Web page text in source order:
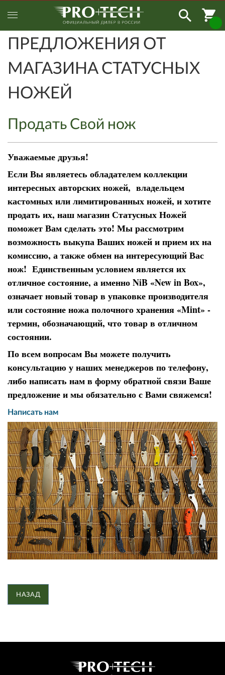
ПРЕДЛОЖЕНИЯ ОТ
МАГАЗИНА СТАТУСНЫХ
НОЖЕЙ
Продать Свой нож
Уважаемые друзья!
Если Вы являетесь обладателем коллекции
интересных авторских ножей, владельцем
кастомных или лимитированных ножей, и хотите
продать их, наш магазин Статусных Ножей
поможет Вам сделать это! Мы рассмотрим
возможность выкупа Ваших ножей и прием их на
комиссию, а также обмен на интересующий Вас
нож! Единственным условием является их
отличное состояние, а именно NiB «New in Box»,
означает новый товар в упаковке производителя
или состояние ножа полочного хранения «Mint» -
термин, обозначающий, что товар в отличном
состоянии.
По всем вопросам Вы можете получить
консультацию у наших менеджеров по телефону,
либо написать нам в форму обратной связи Ваше
предложение и мы обязательно с Вами свяжемся!
Написать нам
НАЗАД